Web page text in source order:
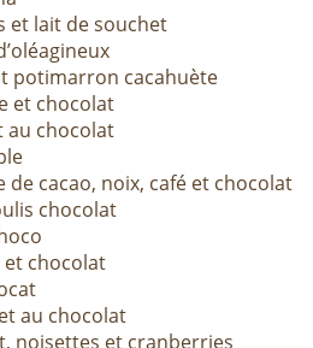
et lait de souchet
potimarron cacahuète
et chocolat
au chocolat
de cacao, noix, café et chocolat
chocolat
et chocolat
au chocolat
noisettes et cranberries